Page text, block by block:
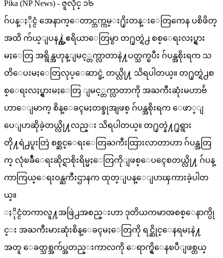
Pika (NP News) - ဇူလိုင္ ၁၆
ဂ်ပန္ႏိုင္ငံ အေနာက္ေတာင္ဘက္ကမ္း႐ိုးတန္းေတြကေန ပစိဖိတ္
အထိ က်ယ္ျပန႔္တဲ့ဧရိယာေတြမွာ တ႐ုတ္ရဲ႕ စစ္ေရးလႈပ္ရွား
မႈေတြ အရွိန္အဟုန္ျမင့္တက္လာတာနဲ႔ပတ္သက္ၿပီး ဂ်ပန္အစိုးရက သ
တိေပးမႈေတြလုပ္ေဆာင္ခဲ့ တယ္လို႔ သိရပါတယ္။ တ႐ုတ္ရဲ႕စ
စ္ေရးလႈပ္ရွားမႈေတြ ျမင့္တက္လာတာကို အႀကီးဆုံးမဟာဗ်ဴ
ဟာေျမာက္ စိန္ေခၚမႈတစ္ခုအျဖစ္ ဂ်ပန္အစိုးရက ေဖာ္ျ
ပေျပာဆိုခဲ့တယ္လို႔လည္း သိရပါတယ္။ တ႐ုတ္နဲ႔႐ုရွား
တို႔ရဲ႕ပူးတြဲ စစ္ဆင္ေရးေတြႀကီးထြားလာတာဟာ ဂ်ပန္အတြ
က္ လုံၿခဳံေရးဆိုင္ရာစိုးရိမ္မႈေတြကိုျဖစ္ေပၚေစတယ္လို႔ ဂ်ပန္
ကာကြယ္ေရးဝန္ႀကီးဌာနက ထုတ္ျပန္ေျပာၾကားခဲ့ပါတ
ယ္။
ႏိုင္ငံတကာလူ႔အဖြဲ႕အစည္းဟာ ဒုတိယကမာၻစစ္ေနာက္ပို
င္း အႀကီးမားဆုံးစိန္ေခၚမႈေတြကို ရင္ဆိုင္ေနရမႈနဲ႔
အတူ ေခတ္သစ္အက်ပ္အတည္းကာလကို ေရာက္ရွိေနၿပီျဖစ္တယ္